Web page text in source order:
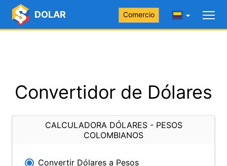
DOLAR Comercio
Convertidor de Dólares
CALCULADORA DÓLARES - PESOS
COLOMBIANOS
Convertir Dólares a Pesos